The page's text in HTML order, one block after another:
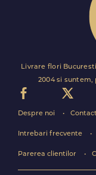
Livrare flori
2004 si
Despre noi Contact
Intrebari frecvente
Parerea clientilor